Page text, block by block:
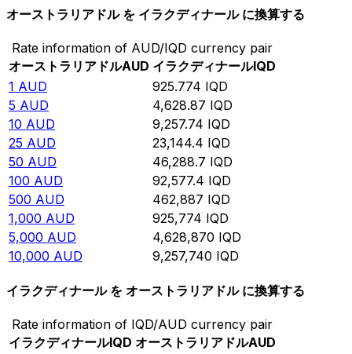
オーストラリアドル を イラクディナール に換算する
Rate information of AUD/IQD currency pair
オーストラリアドルAUD イラクディナールIQD
1 AUD 925.774 IQD
5 AUD 4,628.87 IQD
10 AUD 9,257.74 IQD
25 AUD 23,144.4 IQD
50 AUD 46,288.7 IQD
100 AUD 92,577.4 IQD
500 AUD 462,887 IQD
1,000 AUD 925,774 IQD
5,000 AUD 4,628,870 IQD
10,000 AUD 9,257,740 IQD
イラクディナール を オーストラリアドル に換算する
Rate information of IQD/AUD currency pair
イラクディナールIQD オーストラリアドルAUD